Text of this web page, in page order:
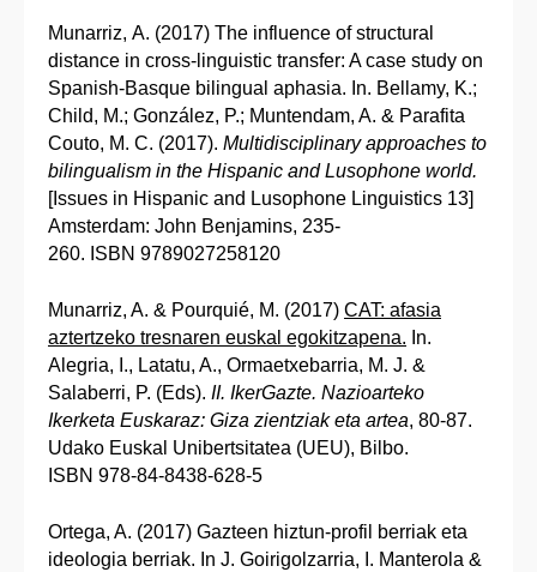
Munarriz, A. (2017) The influence of structural
distance in cross-linguistic transfer: A case study on
Spanish-Basque bilingual aphasia. In. Bellamy, K.;
Child, M.; González, P.; Muntendam, A. & Parafita
Couto, M. C. (2017). Multidisciplinary approaches to
bilingualism in the Hispanic and Lusophone world.
[Issues in Hispanic and Lusophone Linguistics 13]
Amsterdam: John Benjamins, 235-
260. ISBN 9789027258120
Munarriz, A. & Pourquié, M. (2017) CAT: afasia
aztertzeko tresnaren euskal egokitzapena. In.
Alegria, I., Latatu, A., Ormaetxebarria, M. J. &
Salaberri, P. (Eds). II. IkerGazte. Nazioarteko
Ikerketa Euskaraz: Giza zientziak eta artea, 80-87.
Udako Euskal Unibertsitatea (UEU), Bilbo.
ISBN 978-84-8438-628-5
Ortega, A. (2017) Gazteen hiztun-profil berriak eta
ideologia berriak. In J. Goirigolzarria, I. Manterola &